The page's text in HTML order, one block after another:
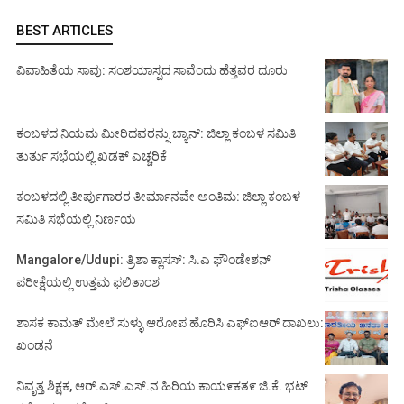
BEST ARTICLES
ವಿವಾಹಿತೆಯ ಸಾವು: ಸಂಶಯಾಸ್ಪದ ಸಾವೆಂದು ಹೆತ್ತವರ ದೂರು
ಕಂಬಳದ ನಿಯಮ ಮೀರಿದವರನ್ನು ಬ್ಯಾನ್: ಜಿಲ್ಲಾ ಕಂಬಳ ಸಮಿತಿ
ತುರ್ತು ಸಭೆಯಲ್ಲಿ ಖಡಕ್ ಎಚ್ಚರಿಕೆ
ಕಂಬಳದಲ್ಲಿ ತೀರ್ಪುಗಾರರ ತೀರ್ಮಾನವೇ ಅಂತಿಮ: ಜಿಲ್ಲಾ ಕಂಬಳ
ಸಮಿತಿ ಸಭೆಯಲ್ಲಿ ನಿರ್ಣಯ
Mangalore/Udupi: ತ್ರಿಶಾ ಕ್ಲಾಸಸ್: ಸಿ.ಎ ಫೌಂಡೇಶನ್
ಪರೀಕ್ಷೆಯಲ್ಲಿ ಉತ್ತಮ ಫಲಿತಾಂಶ
ಶಾಸಕ ಕಾಮತ್ ಮೇಲೆ ಸುಳ್ಳು ಆರೋಪ ಹೊರಿಸಿ ಎಫ್‌ಐಆರ್ ದಾಖಲು:
ಖಂಡನೆ
ನಿವೃತ್ತ ಶಿಕ್ಷಕ, ಆರ್.ಎಸ್.ಎಸ್.ನ ಹಿರಿಯ ಕಾಯ೯ಕತ೯ ಜಿ.ಕೆ. ಭಟ್